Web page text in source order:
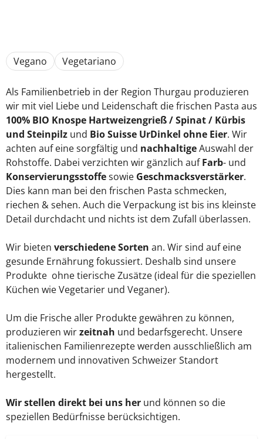
Vegano Vegetariano
Als Familienbetrieb in der Region Thurgau produzieren
wir mit viel Liebe und Leidenschaft die frischen Pasta aus
100% BIO Knospe Hartweizengrieß / Spinat / Kürbis
und Steinpilz und Bio Suisse UrDinkel ohne Eier. Wir
achten auf eine sorgfältig und nachhaltigeAuswahl der
Rohstoffe. Dabei verzichten wir gänzlich aufFarb- und
Konservierungsstoffesowie Geschmacksverstärker.
Dies kann man bei den frischen Pasta schmecken,
riechen & sehen. Auch die Verpackung ist bis ins kleinste
Detail durchdacht und nichts ist dem Zufall überlassen.
Wir bieten verschiedene Sorten an. Wir sind auf eine
gesunde Ernährung fokussiert. Deshalb sind unsere
Produkte ohne tierische Zusätze (ideal für die speziellen
Küchen wie Vegetarier und Veganer).
Um die Frische aller Produkte gewähren zu können,
produzieren wirzeitnah und bedarfsgerecht. Unsere
italienischen Familienrezepte werden ausschließlich am
modernem und innovativen Schweizer Standort
hergestellt.
Wir stellen direkt bei uns her und können so die
speziellen Bedürfnisse berücksichtigen.